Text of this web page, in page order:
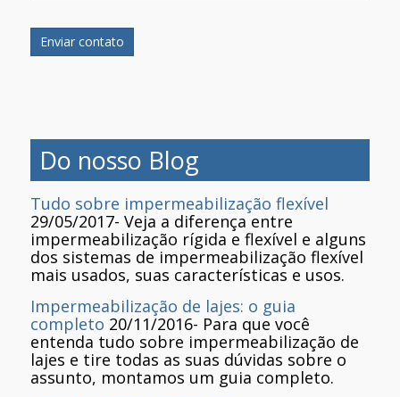
Do nosso Blog
Tudo sobre impermeabilização flexível
29/05/2017- Veja a diferença entre
impermeabilização rígida e flexível e alguns
dos sistemas de impermeabilização flexível
mais usados, suas características e usos.
Impermeabilização de lajes: o guia
completo 20/11/2016- Para que você
entenda tudo sobre impermeabilização de
lajes e tire todas as suas dúvidas sobre o
assunto, montamos um guia completo.